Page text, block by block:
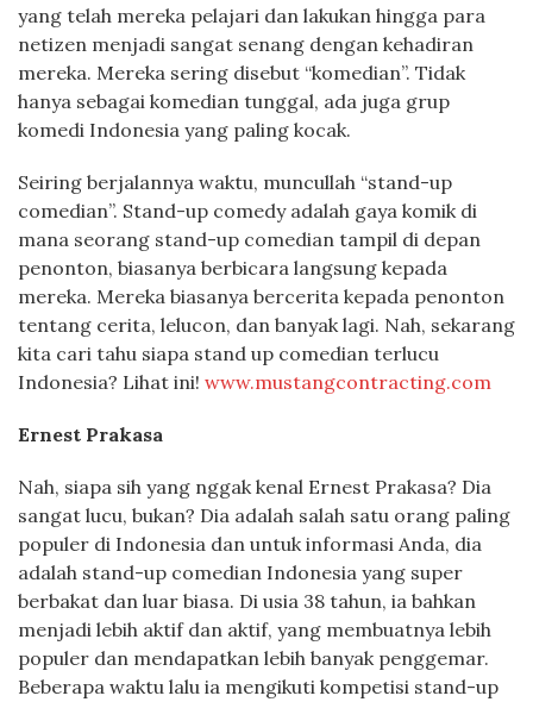
yang telah mereka pelajari dan lakukan hingga para
netizen menjadi sangat senang dengan kehadiran
mereka. Mereka sering disebut “komedian”. Tidak
hanya sebagai komedian tunggal, ada juga grup
komedi Indonesia yang paling kocak.
Seiring berjalannya waktu, muncullah “stand-up
comedian”. Stand-up comedy adalah gaya komik di
mana seorang stand-up comedian tampil di depan
penonton, biasanya berbicara langsung kepada
mereka. Mereka biasanya bercerita kepada penonton
tentang cerita, lelucon, dan banyak lagi. Nah, sekarang
kita cari tahu siapa stand up comedian terlucu
Indonesia? Lihat ini! www.mustangcontracting.com
Ernest Prakasa
Nah, siapa sih yang nggak kenal Ernest Prakasa? Dia
sangat lucu, bukan? Dia adalah salah satu orang paling
populer di Indonesia dan untuk informasi Anda, dia
adalah stand-up comedian Indonesia yang super
berbakat dan luar biasa. Di usia 38 tahun, ia bahkan
menjadi lebih aktif dan aktif, yang membuatnya lebih
populer dan mendapatkan lebih banyak penggemar.
Beberapa waktu lalu ia mengikuti kompetisi stand-up